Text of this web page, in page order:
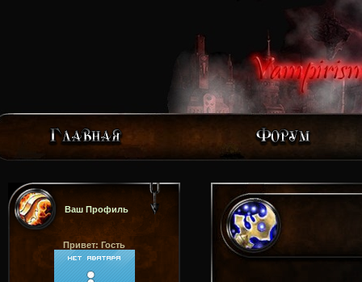
Ваш Профиль
Привет: Гость